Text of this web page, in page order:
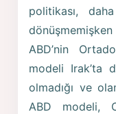
politikası,
ABD’nin
modeli Irak’ta
olmadığı ve
ABD modeli,